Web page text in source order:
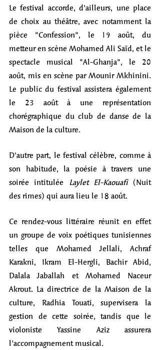
Le festival accorde, d'ailleurs, une place
de choix au théâtre, avec notamment la
pièce "Confession", le 19 août, du
metteur en scène Mohamed Ali Saïd, et le
spectacle musical "Al-Ghanja", le 20
août, mis en scène par Mounir Mkhinini.
Le public du festival assistera également
le 23 août à une représentation
chorégraphique du club de danse de la
Maison de la culture.
D'autre part, le festival célèbre, comme à
son habitude, la poésie à travers une
soirée intitulée Laylet El-Kaouafi (Nuit
des rimes) qui aura lieu le 18 août.
Ce rendez-vous littéraire réunit en effet
un groupe de voix poétiques tunisiennes
telles que Mohamed Jellali, Achraf
Karakni, Ikram El-Hergli, Bachir Abid,
Dalala Jaballah et Mohamed Naceur
Akrout. La directrice de la Maison de la
culture, Radhia Touati, supervisera la
gestion de cette soirée, tandis que le
violoniste Yassine Aziz assurera
l'accompagnement musical.